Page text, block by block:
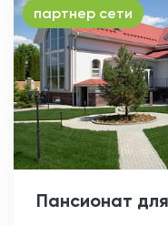
партнер сети
Пансионат